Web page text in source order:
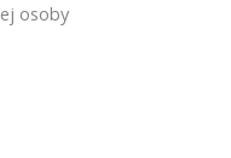
osoby